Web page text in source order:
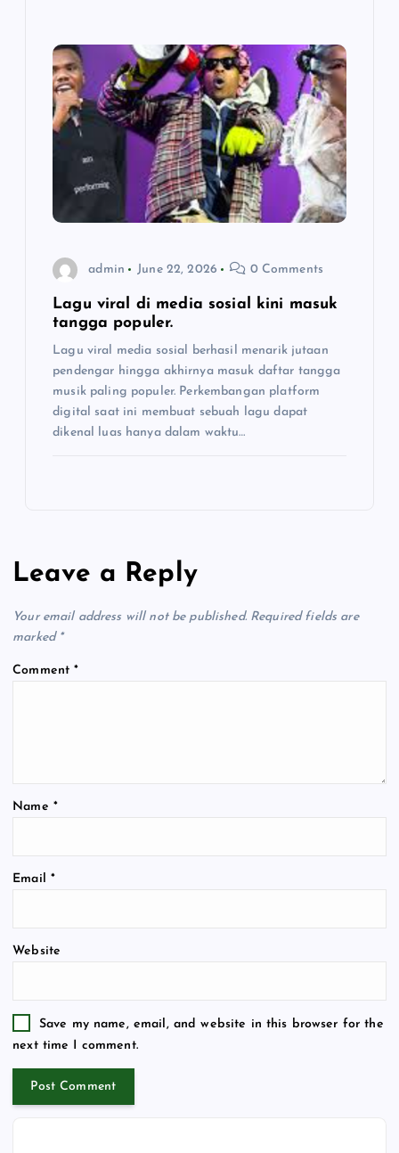
admin June 22, 2026 0 Comments
Lagu viral di media sosial kini masuk
tangga populer.
Lagu viral media sosial berhasil menarik jutaan
pendengar hingga akhirnya masuk daftar tangga
musik paling populer. Perkembangan platform
digital saat ini membuat sebuah lagu dapat
dikenal luas hanya dalam waktu…
Leave a Reply
Your email address will not be published. Required fields are
marked *
Comment*
Name *
Email *
Website
Save my name, email, and website in this browser for the
next time I comment.